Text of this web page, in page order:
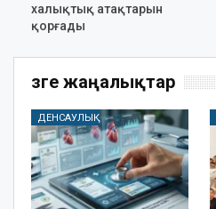
халықтық атақтарын
қорғады
Өзге жаңалықтар
ДЕНСАУЛЫҚ